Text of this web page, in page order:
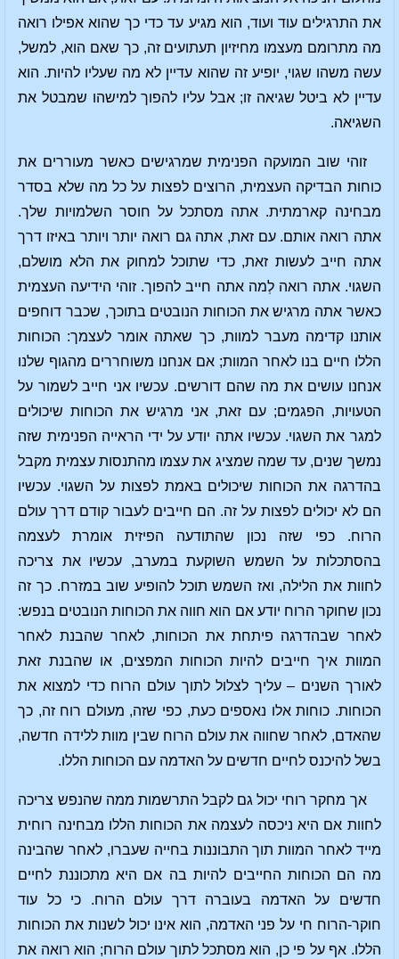
את התרגילים עוד ועוד, הוא מגיע עד כדי כך שהוא אפילו רואה
מה מתרומם מעצמו מחיזיון תעתועים זה, כך שאם הוא, למשל,
עשה משהו שגוי, יופיע זה שהוא עדיין לא מה שעליו להיות. הוא
עדיין לא ביטל שגיאה זו; אבל עליו להפוך למישהו שמבטל את
השגיאה.
זוהי שוב המועקה הפנימית שמרגישים כאשר מעוררים את
כוחות הבדיקה העצמית, הרוצים לפצות על כל מה שלא בסדר
מבחינה קארמתית. אתה מסתכל על חוסר השלמויות שלך.
אתה רואה אותם. עם זאת, אתה גם רואה יותר ויותר באיזו דרך
אתה חייב לעשות זאת, כדי שתוכל למחוק את הלא מושלם,
השגוי. אתה רואה לְמה אתה חייב להפוך. זוהי הידיעה העצמית
כאשר אתה מרגיש את הכוחות הנובטים בתוכך, שכבר דוחפים
אותנו קדימה מעבר למוות, כך שאתה אומר לעצמך: הכוחות
הללו חיים בנו לאחר המוות; אם אנחנו משוחררים מהגוף שלנו
אנחנו עושים את מה שהם דורשים. עכשיו אני חייב לשמור על
הטעויות, הפגמים; עם זאת, אני מרגיש את הכוחות שיכולים
למגר את השגוי. עכשיו אתה יודע על ידי הראייה הפנימית שזה
נמשך שנים, עד שמה שמציג את עצמו מהתנסות עצמית מקבל
בהדרגה את הכוחות שיכולים באמת לפצות על השגוי. עכשיו
הם לא יכולים לפצות על זה. הם חייבים לעבור קודם דרך עולם
הרוח. כפי שזה נכון שהתודעה הפיזית אומרת לעצמה
בהסתכלות על השמש השוקעת במערב, עכשיו את צריכה
לחוות את הלילה, ואז השמש תוכל להופיע שוב במזרח. כך זה
נכון שחוקר הרוח יודע אם הוא חווה את הכוחות הנובטים בנפש:
לאחר שבהדרגה פיתחת את הכוחות, לאחר שהבנת לאחר
המוות איך חייבים להיות הכוחות המפצים, או שהבנת זאת
לאורך השנים – עליך לצלול לתוך עולם הרוח כדי למצוא את
הכוחות. כוחות אלו נאספים כעת, כפי שזה, מעולם רוח זה, כך
שהאדם, לאחר שחווה את עולם הרוח שבין מוות ללידה חדשה,
בשל להיכנס לחיים חדשים על האדמה עם הכוחות הללו.
אך מחקר רוחי יכול גם לקבל התרשמות ממה שהנפש צריכה
לחוות אם היא ניכסה לעצמה את הכוחות הללו מבחינה רוחית
מייד לאחר המוות תוך התבוננות בחייה שעברו, לאחר שהבינה
מה הם הכוחות החייבים להיות בה אם היא מתכוננת לחיים
חדשים על האדמה בעוברה דרך עולם הרוח. כי כל עוד
חוקר-הרוח חי על פני האדמה, הוא אינו יכול לשנות את הכוחות
הללו. אף על פי כן, הוא מסתכל לתוך עולם הרוח; הוא רואה את